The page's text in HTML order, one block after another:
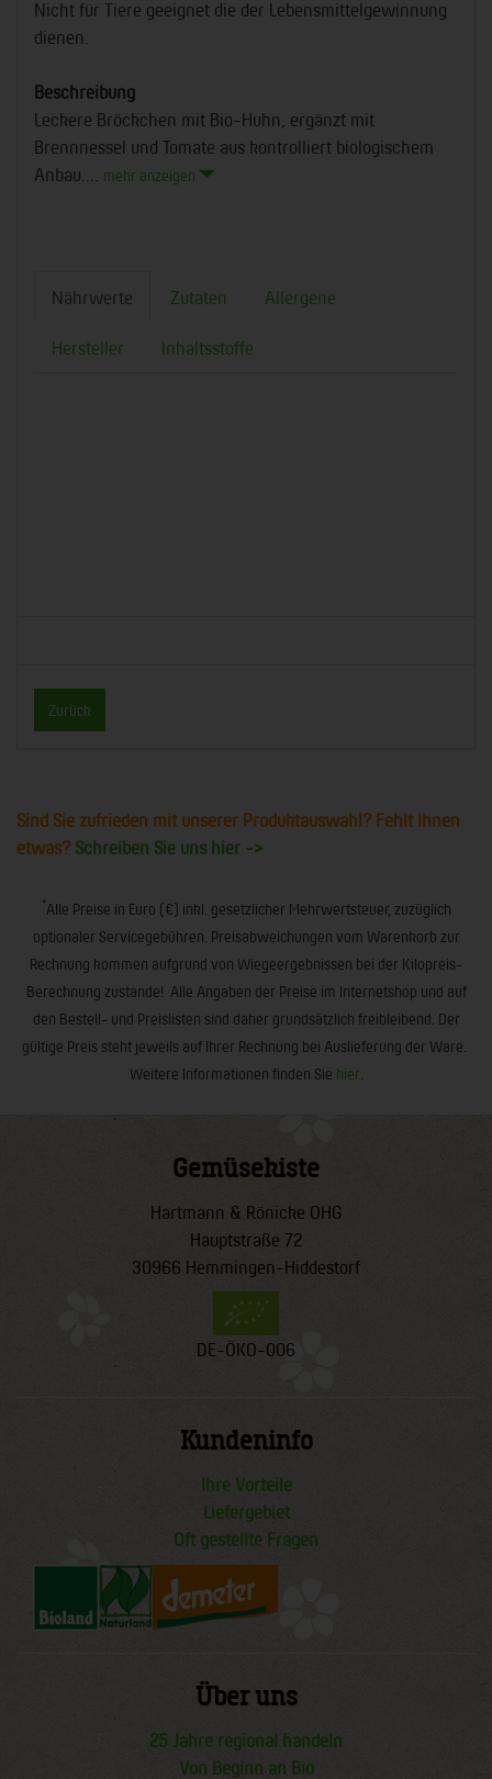
Nicht für Tiere geeignet die der Lebensmittelgewinnung
dienen.
Beschreibung
Leckere Bröckchen mit Bio-Huhn, ergänzt mit
Brennnessel und Tomate aus kontrolliert biologischem
Anbau....
mehr anzeigen
Nährwerte Zutaten Allergene
Hersteller Inhaltsstoffe
Zurück
Sind Sie zufrieden mit unserer Produktauswahl? Fehlt Ihnen
etwas? Schreiben Sie uns hier ->
*Alle Preise in Euro (€) inkl. gesetzlicher Mehrwertsteuer, zuzüglich
optionaler Servicegebühren. Preisabweichungen vom Warenkorb zur
Rechnung kommen aufgrund von Wiegeergebnissen bei der Kilopreis-
Berechnung zustande! Alle Angaben der Preise im Internetshop und auf
den Bestell- und Preislisten sind daher grundsätzlich freibleibend. Der
gültige Preis steht jeweils auf Ihrer Rechnung bei Auslieferung der Ware.
Weitere Informationen finden Sie hier
Gemüsekiste
Hartmann & Rönicke OHG
Hauptstraße 72
30966 Hemmingen-Hiddestorf
DE-ÖKO-006
Kundeninfo
Ihre Vorteile
Liefergebiet
Oft gestellte Fragen
Über uns
25 Jahre regional handeln
Von Beginn an Bio